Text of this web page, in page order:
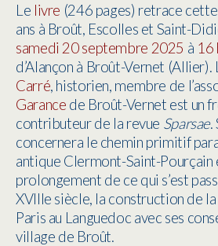
Le livre (246 pages) retrace
ans à Broût, Escolles et Saint-
samedi 20 septembre 2025 à 16
d’Alançon à Broût-Vernet (Allier).
Carré, historien, membre de
Garance de Broût-Vernet est un
contributeur de la revue Sparsae.
concernera le chemin primitif
antique Clermont-Saint-Pourçain
prolongement de ce qui s’est
XVIIIe siècle, la construction de
Paris au Languedoc avec ses
village de Broût.